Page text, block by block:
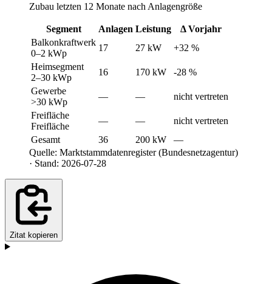
Zubau letzten 12 Monate nach Anlagengröße
Segment Anlagen Leistung
Δ Vorjahr
Balkonkraftwerk
0–2 kWp
17 27 kW
+32 %
Heimsegment
2–30 kWp
16 170 kW
-28 %
Gewerbe
>30 kWp
— —
nicht vertreten
Freifläche
Freifläche
— —
nicht vertreten
Gesamt
36 200 kW
—
Quelle: Marktstammdatenregister (Bundesnetzagentur)
· Stand: 2026-07-28
Zitat kopieren